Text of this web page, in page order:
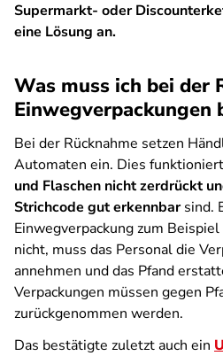
Supermarkt- oder
eine Lösung an.
Was muss ich bei der
Einwegverpackungen
Bei der Rücknahme setzen
Automaten ein. Dies
und Flaschen nicht zerdrückt
Strichcode gut erkennbarsind.
Einwegverpackung zum
nicht, muss das Personal die
annehmen und das Pfand
Verpackungen müssen gegen
zurückgenommen werden.
Das bestätigte zuletzt auch ein